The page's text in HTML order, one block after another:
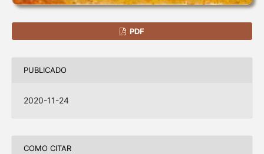
PDF
PUBLICADO
2020-11-24
COMO CITAR